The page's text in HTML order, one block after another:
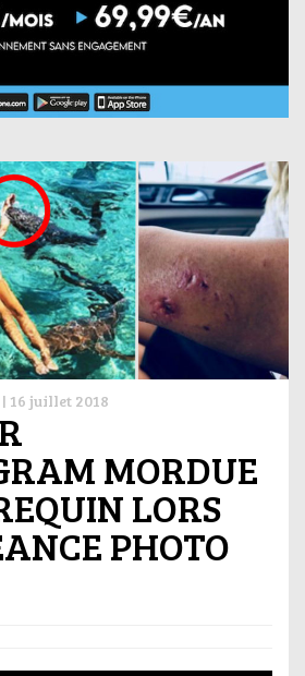
| 16 juillet 2018
MORDUE
LORS
PHOTO